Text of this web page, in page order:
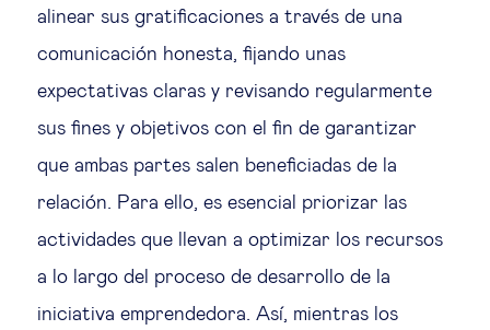
alinear sus gratificaciones a través de una
comunicación honesta, fijando unas
expectativas claras y revisando regularmente
sus fines y objetivos con el fin de garantizar
que ambas partes salen beneficiadas de la
relación. Para ello, es esencial priorizar las
actividades que llevan a optimizar los recursos
a lo largo del proceso de desarrollo de la
iniciativa emprendedora. Así, mientras los